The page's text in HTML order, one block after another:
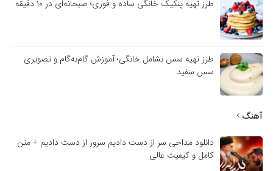
طرز تهیه پنکیک خانگی ساده و فوری؛ صبحانه‌ای در ۱۰ دقیقه
طرز تهیه سس بشامل خانگی؛ آموزش گام‌به‌گام و تصویری
سس سفید
آهنگ
دانلود مداحی سر از دست دادیم سرور از دست دادیم + متن
کامل و کیفیت عالی